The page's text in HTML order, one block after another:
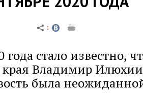
года стало известно,
края Владимир
была